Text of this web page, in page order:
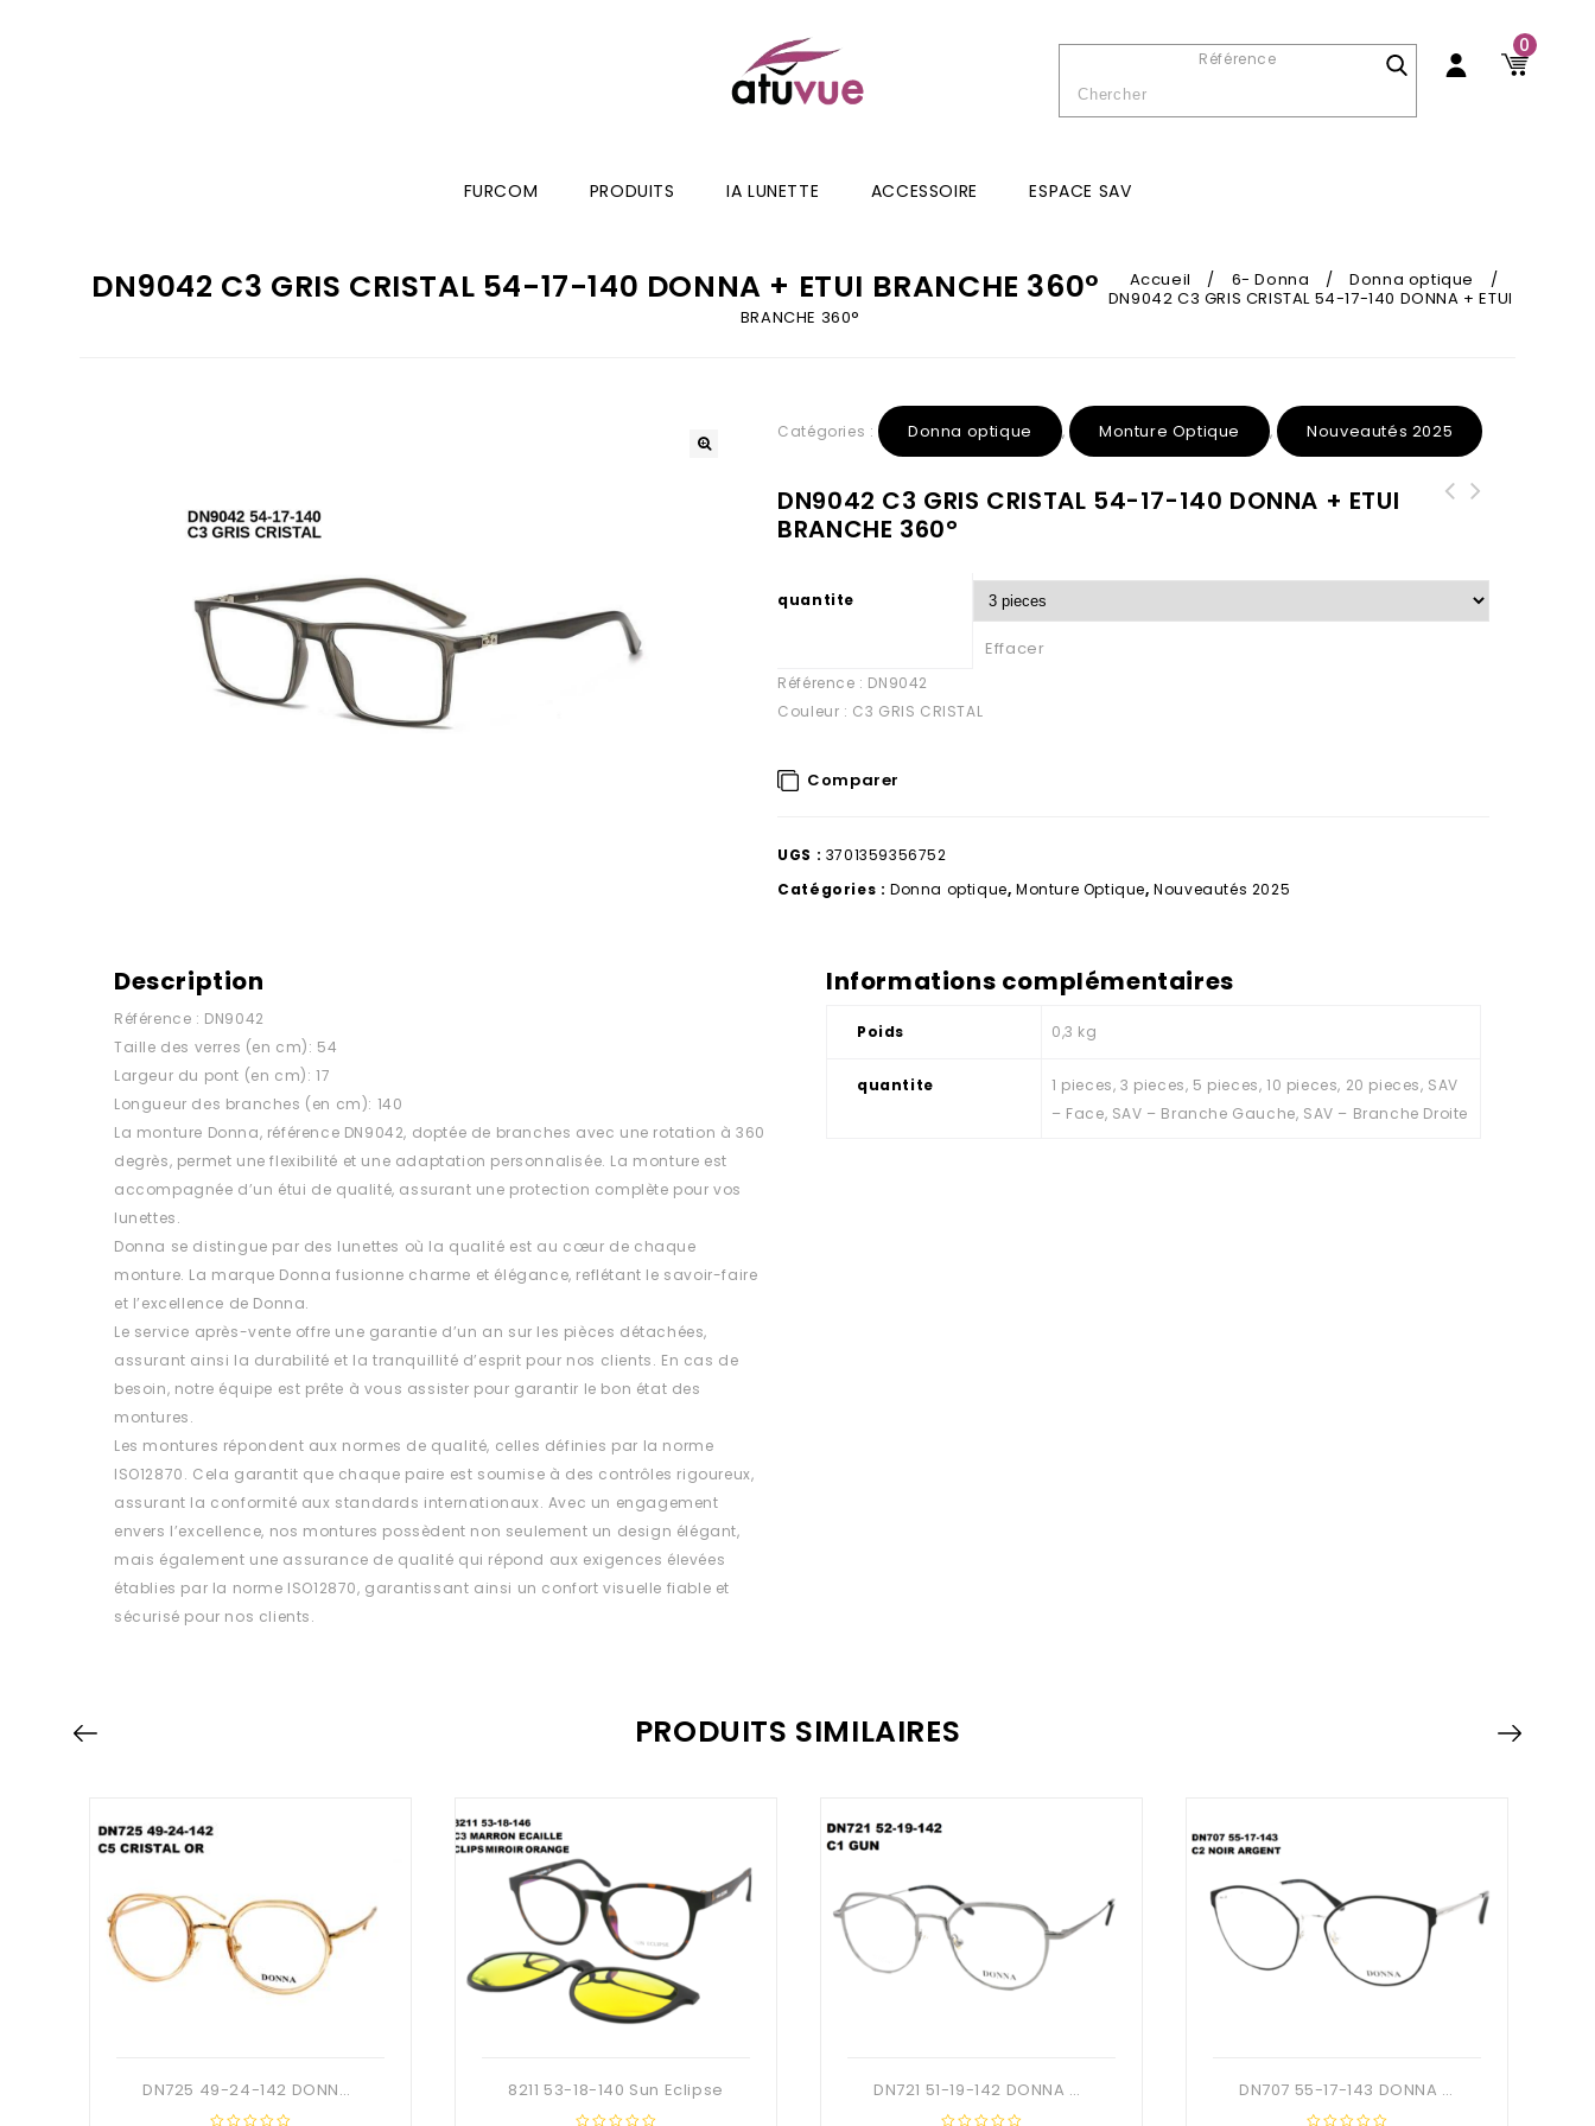
0
Référence
FURCOM PRODUITS IA LUNETTE ACCESSOIRE ESPACE SAV
DN9042 C3 GRIS CRISTAL 54-17-140 DONNA + ETUI BRANCHE 360° Accueil / 6- Donna / Donna optique
/
DN9042 C3 GRIS CRISTAL 54-17-140 DONNA + ETUI
BRANCHE 360°
Catégories : Donna optique , Monture Optique , Nouveautés 2025
DN9042 C3 GRIS CRISTAL 54-17-140 DONNA + ETUI
BRANCHE 360°
quantite
Effacer
Référence : DN9042
Couleur : C3 GRIS CRISTAL
Comparer
UGS : 3701359356752
Catégories : Donna optique,Monture Optique,Nouveautés 2025
Description
Référence : DN9042
Taille des verres (en cm): 54
Largeur du pont (en cm): 17
Longueur des branches (en cm): 140
La monture Donna, référence DN9042, doptée de branches avec une rotation à 360
degrès, permet une flexibilité et une adaptation personnalisée. La monture est
accompagnée d’un étui de qualité, assurant une protection complète pour vos
lunettes.
Donna se distingue par des lunettes où la qualité est au cœur de chaque
monture. La marque Donna fusionne charme et élégance, reflétant le savoir-faire
et l’excellence de Donna.
Le service après-vente offre une garantie d’un an sur les pièces détachées,
assurant ainsi la durabilité et la tranquillité d’esprit pour nos clients. En cas de
besoin, notre équipe est prête à vous assister pour garantir le bon état des
montures.
Les montures répondent aux normes de qualité, celles définies par la norme
ISO12870. Cela garantit que chaque paire est soumise à des contrôles rigoureux,
assurant la conformité aux standards internationaux. Avec un engagement
envers l’excellence, nos montures possèdent non seulement un design élégant,
mais également une assurance de qualité qui répond aux exigences élevées
établies par la norme ISO12870, garantissant ainsi un confort visuelle fiable et
sécurisé pour nos clients.
Informations complémentaires
Poids 0,3 kg
quantite
1 pieces, 3 pieces, 5 pieces, 10 pieces, 20 pieces, SAV
– Face, SAV – Branche Gauche, SAV – Branche Droite
PRODUITS SIMILAIRES
DN725 49-24-142 DONNA OPTIC + Etui 8211 53-18-140 Sun Eclipse DN721 51-19-142 DONNA OPTIC + Etui DN707 55-17-143 DONNA OPTIC + Etui